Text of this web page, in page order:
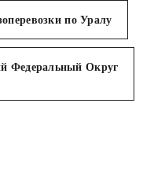
по Уралу
Федеральный Округ